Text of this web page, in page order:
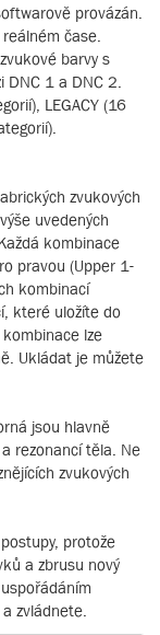
provázán.
čase.
barvy s
1 a DNC 2.
LEGACY (16
zvukových
uvedených
kombinace
pravou (Upper 1-
kombinací
které uložíte do
lze
Ukládat je můžete
jsou hlavně
rezonancí těla. Ne
zvukových
protože
a zbrusu nový
zvládnete.